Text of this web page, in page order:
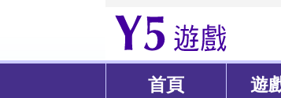
首頁 遊